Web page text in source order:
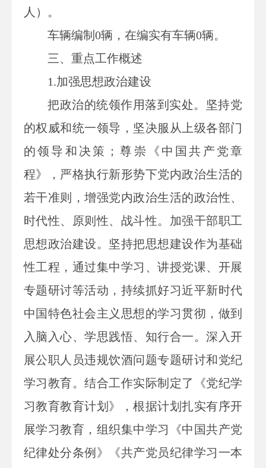
人 ） 。
车辆编制0辆，在编实有车辆0辆。
三、重点工作概述
1.加强思想政治建设
把政治的统领作用落到实处。坚持党
的权威和统一领导，坚决服从上级各部门
的领导和决策；尊崇《中国共产党章
程》，严格执行新形势下党内政治生活的
若干准则
，增强党内政治生活的政治性、
时代性、原则性、战斗性。加强干部职工
思想政治建设。坚持把思想建设作为基础
性工程，通过集中学习、讲授党课、开展
专题研讨等活动，持续抓好习近平新时代
中国特色社会主义思想的学习贯彻，做到
入脑入心、学思践悟、知行合一。深入开
展公职人员违规饮酒问题专题研讨和党纪
学习教育。结合工作实际制定了《党纪学
习教育教育计划》，根据计划扎实有序开
展学习教育 ，组织集中学习《中国共产党
纪律处分条例》《共产党员纪律学习一本